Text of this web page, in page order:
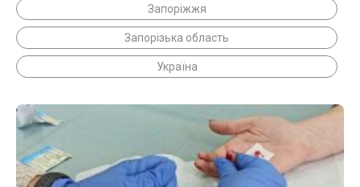
Запоріжжя
Запорізька область
Україна